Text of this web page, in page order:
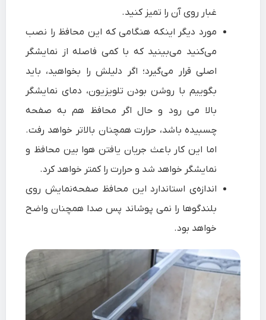
غبار روی آن را تمیز کنید.
مورد دیگر اینکه هنگامی که این محافظ را نصب
می‌کنید می‌بینید که با کمی فاصله از نمایشگر
اصلی قرار می‌گیرد؛ اگر دلیلش را بخواهید، باید
بگوییم با روشن بودن تلویزیون، دمای نمایشگر
بالا می رود و حال اگر محافظ هم به صفحه
چسبیده باشد، حرارت همچنان بالاتر خواهد رفت.
اما این کار باعث جریان یافتن هوا بین محافظ و
نمایشگر خواهد شد و حرارت را کمتر خواهد کرد.
اندازه‌ی استاندارد این محافظ صفحه‌نمایش روی
بلندگوها را نمی پوشاند پس صدا همچنان واضح
خواهد بود.